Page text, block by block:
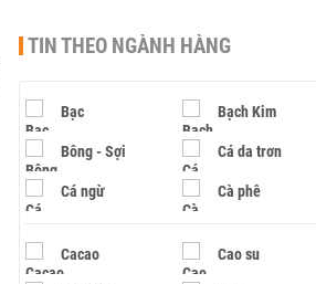
TIN THEO NGÀNH HÀNG
Bạc Bạch Kim
Bông - Sợi Cá da trơn
Cá ngừ Cà phê
Cacao Cao su